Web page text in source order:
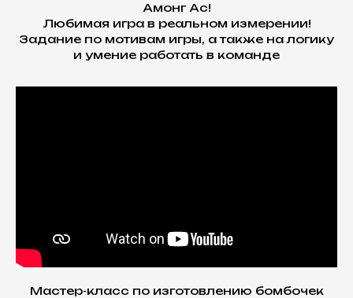
Амонг Ас!
Любимая игра в реальном измерении!
Задание по мотивам игры, а также на логику
и умение работать в команде
Мастер-класс по изготовлению бомбочек